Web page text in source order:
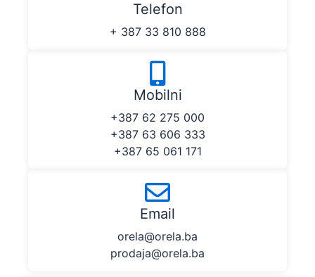
Telefon
+ 387 33 810 888
Mobilni
+387 62 275 000
+387 63 606 333
+387 65 061 171
Email
orela@orela.ba
prodaja@orela.ba